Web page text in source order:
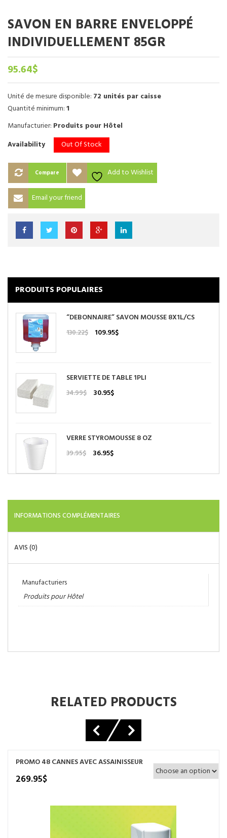
SAVON EN BARRE ENVELOPPÉ
INDIVIDUELLEMENT 85GR
95.64$
Unité de mesure disponible: 72 unités par caisse
Quantité minimum:1
Manufacturier: Produits pour Hôtel
Availability Out Of Stock
Compare Add to Wishlist
Email your friend
PRODUITS POPULAIRES
“DEBONNAIRE” SAVON MOUSSE 8X1L/CS
130.22$
Le
130.22$.
109.95$Le
109.95$.
SERVIETTE DE TABLE 1PLI
34.99$
Le
34.99$.
30.95$Le
30.95$.
VERRE STYROMOUSSE 8 OZ
39.95$
Le
initial
36.95$Le
actuel
INFORMATIONS COMPLÉMENTAIRES
AVIS (0)
Manufacturiers
Produits pour Hôtel
RELATED PRODUCTS
PROMO 48 CANNES AVEC ASSAINISSEUR
269.95$